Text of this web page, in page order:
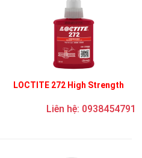
LOCTITE 272 High Strength
Liên hệ: 0938454791